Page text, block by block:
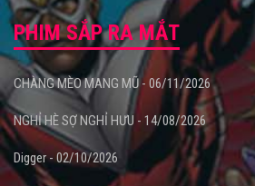
PHIM SẮP RA MẮT
CHÀNG MÈO MANG MŨ - 06/11/2026
NGHỈ HÈ SỢ NGHỈ HƯU - 14/08/2026
Digger - 02/10/2026